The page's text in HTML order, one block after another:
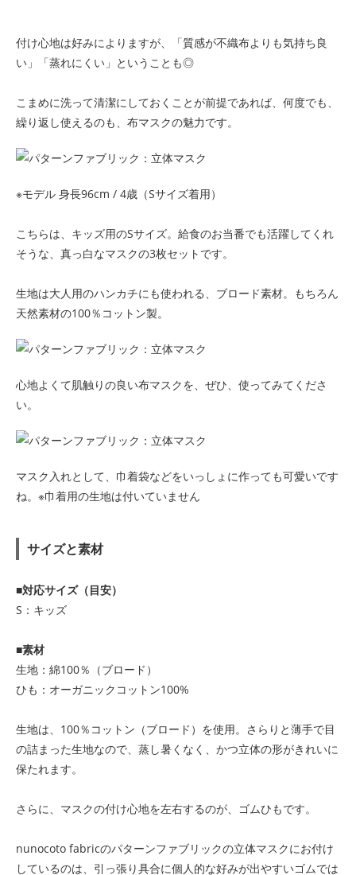
付け心地は好みによりますが、「質感が不織布よりも気持ち良
い」「蒸れにくい」ということも◎
こまめに洗って清潔にしておくことが前提であれば、何度でも、
繰り返し使えるのも、布マスクの魅力です。
※モデル 身長96cm / 4歳（Sサイズ着用）
こちらは、キッズ用のSサイズ。給食のお当番でも活躍してくれ
そうな、真っ白なマスクの3枚セットです。
生地は大人用のハンカチにも使われる、ブロード素材。もちろん
天然素材の100％コットン製。
心地よくて肌触りの良い布マスクを、ぜひ、使ってみてくださ
い。
マスク入れとして、巾着袋などをいっしょに作っても可愛いです
ね。※巾着用の生地は付いていません
サイズと素材
■対応サイズ（目安）
S：キッズ
■素材
生地：綿100％（ブロード）
ひも：オーガニックコットン100%
生地は、100％コットン（ブロード）を使用。さらりと薄手で目
の詰まった生地なので、蒸し暑くなく、かつ立体の形がきれいに
保たれます。
さらに、マスクの付け心地を左右するのが、ゴムひもです。
nunocoto fabricのパターンファブリックの立体マスクにお付け
しているのは、引っ張り具合に個人的な好みが出やすいゴムでは